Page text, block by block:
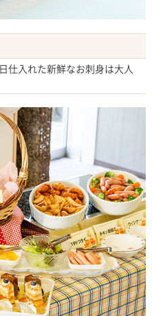
仕入れた新鮮なお刺身は大人